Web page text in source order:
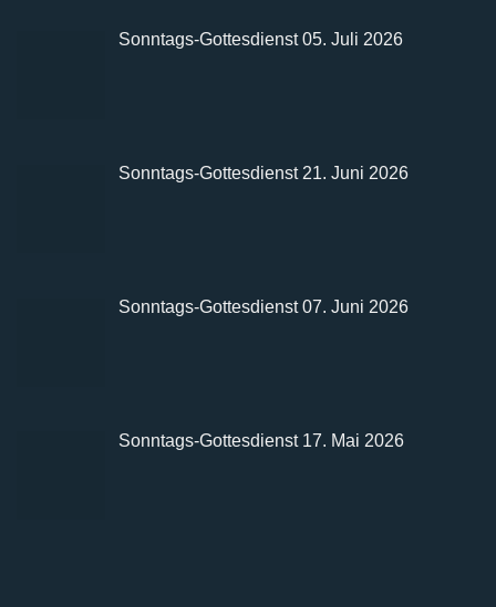
Sonntags-Gottesdienst 05. Juli 2026
Sonntags-Gottesdienst 21. Juni 2026
Sonntags-Gottesdienst 07. Juni 2026
Sonntags-Gottesdienst 17. Mai 2026